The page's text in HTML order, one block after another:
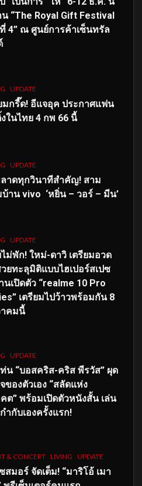
“The Royal Gift Festival
4” ณ ศูนย์การค้าเซ็นทรัล
UPDATE
มกรี๊ด! อีแจอุค ประกาศแฟน
ในไทย 4 กพ 66 นี้
UPDATE
าดทุกวินาทีสำคัญ! สาม
าน vivo ‘หยิ่น – วอร์ – มีน’
UPDATE
ม่พัก! ใหม่-ดาวิ เตรียมอวด
ยทะลุมิติแบบไฮเปอร์สเปซ
นเปิดตัว “realme 10 Pro
เตรียมไปว้าวพร้อมกัน 8
คมนี้
UPDATE
น “บอสคริส-คริส พีรวัส” ผุด
ของตัวเอง “สลัดแห่ง
ต” พร้อมเปิดตัวหนังสั้น เล่น
กำกับเองครั้งแรก!
& CONCERT LIVING UPDATE
สมอร์ จัดเต็ม! “มาริโอ้ เมา